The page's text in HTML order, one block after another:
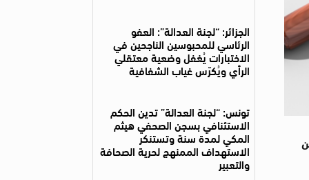
2018 حصر أمن
الجزائر: “لجنة العدالة”: العفو
الرئاسي للمحبوسين الناجحين في
الاختبارات يُغفل وضعية معتقلي
الرأي ويُكرّس غياب الشفافية
تونس: “لجنة العدالة” تدين الحكم
الاستئنافي بسجن الصحفي هيثم
المكي لمدة سنة وتستنكر
الاستهداف الممنهج لحرية الصحافة
والتعبير